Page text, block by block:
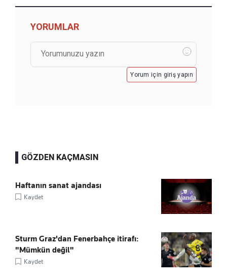
YORUMLAR
Yorum için giriş yapın
GÖZDEN KAÇMASIN
Haftanın sanat ajandası
Kaydet
Sturm Graz'dan Fenerbahçe itirafı:
"Mümkün değil"
Kaydet